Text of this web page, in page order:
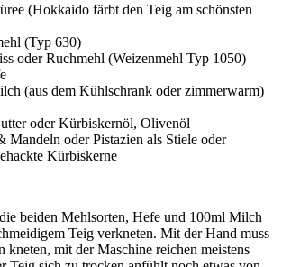
(Hokkaido färbt den Teig am schönsten
(Typ 630)
oder Ruchmehl (Weizenmehl Typ 1050)
(aus dem Kühlschrank oder zimmerwarm)
oder Kürbiskernöl, Olivenöl
Mandeln oder Pistazien als Stiele oder
Kürbiskerne
beiden Mehlsorten, Hefe und 100ml Milch
Teig verkneten. Mit der Hand muss
kneten, mit der Maschine reichen meistens